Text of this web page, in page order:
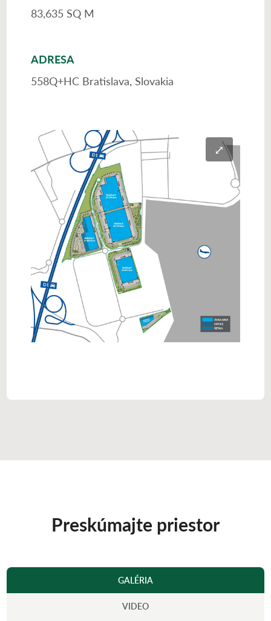
⤢
83,635 SQ M
ADRESA
558Q+HC Bratislava, Slovakia
Preskúmajte priestor
GALÉRIA
VIDEO